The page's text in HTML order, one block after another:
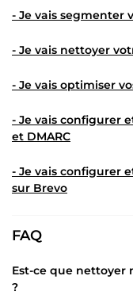
- Je vais segmenter
- Je vais nettoyer
- Je vais optimiser
- Je vais configurer
et DMARC
- Je vais configurer
sur Brevo
FAQ
Est-ce que nettoyer
?